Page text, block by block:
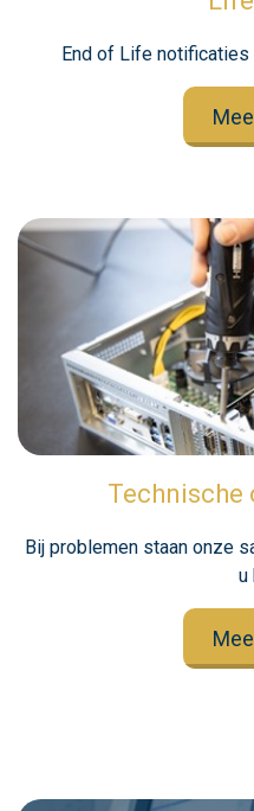
End of Life
Technische
Bij problemen staan onze
u